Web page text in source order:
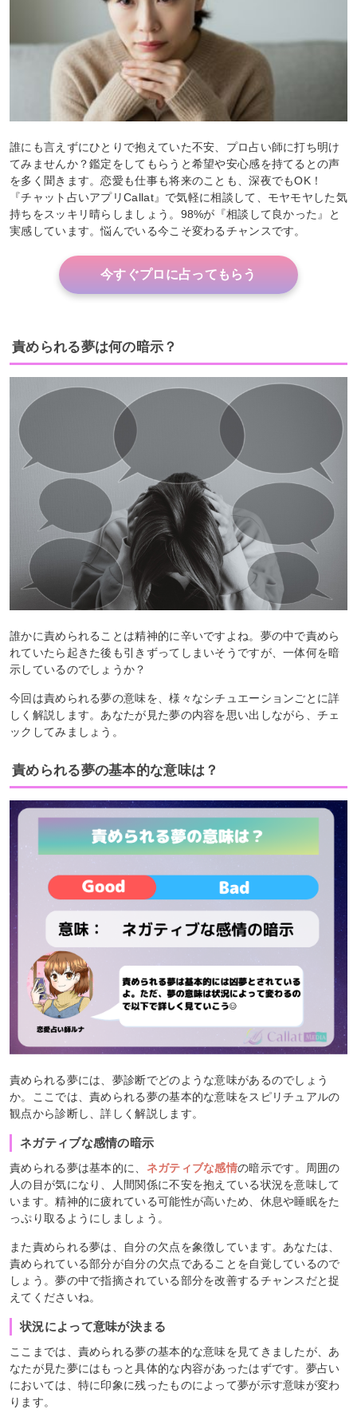
誰にも言えずにひとりで抱えていた不安、プロ占い師に打ち明け
てみませんか？鑑定をしてもらうと希望や安心感を持てるとの声
を多く聞きます。恋愛も仕事も将来のことも、深夜でもOK！
『チャット占いアプリCallat』で気軽に相談して、モヤモヤした気
持ちをスッキリ晴らしましょう。98%が『相談して良かった』と
実感しています。悩んでいる今こそ変わるチャンスです。
今すぐプロに占ってもらう
責められる夢は何の暗示？
誰かに責められることは精神的に辛いですよね。夢の中で責めら
れていたら起きた後も引きずってしまいそうですが、一体何を暗
示しているのでしょうか？
今回は責められる夢の意味を、様々なシチュエーションごとに詳
しく解説します。あなたが見た夢の内容を思い出しながら、チェ
ックしてみましょう。
責められる夢の基本的な意味は？
責められる夢には、夢診断でどのような意味があるのでしょう
か。ここでは、責められる夢の基本的な意味をスピリチュアルの
観点から診断し、詳しく解説します。
ネガティブな感情の暗示
責められる夢は基本的に、 ネガティブな感情の暗示です。周囲の
人の目が気になり、人間関係に不安を抱えている状況を意味して
います。精神的に疲れている可能性が高いため、休息や睡眠をた
っぷり取るようにしましょう。
また責められる夢は、自分の欠点を象徴しています。あなたは、
責められている部分が自分の欠点であることを自覚しているので
しょう。夢の中で指摘されている部分を改善するチャンスだと捉
えてくださいね。
状況によって意味が決まる
ここまでは、責められる夢の基本的な意味を見てきましたが、あ
なたが見た夢にはもっと具体的な内容があったはずです。夢占い
においては、特に印象に残ったものによって夢が示す意味が変わ
ります。